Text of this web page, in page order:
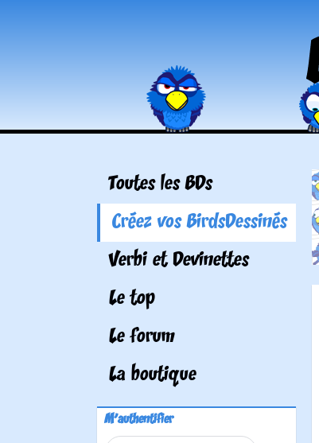
Toutes les BDs
Créez vos BirdsDessinés
Verbi et Devinettes
Le top
Le forum
La boutique
M'authentifier